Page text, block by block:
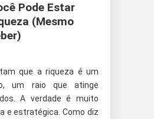
Pode Estar
(Mesmo
que a riqueza é um
um raio que atinge
A verdade é muito
e estratégica. Como diz